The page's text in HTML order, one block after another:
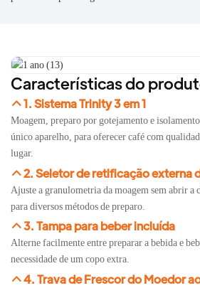
Características do
1. Sistema Trinity 3 em 1
Moagem, preparo por gotejamento e
único aparelho, para oferecer café com
lugar.
2. Seletor de retificação externa
Ajuste a granulometria da moagem sem abrir a
para diversos métodos de preparo.
3. Tampa para beber incluída
Alterne facilmente entre preparar a bebida e
necessidade de um copo extra.
4. Trava de Frescor do Moedor